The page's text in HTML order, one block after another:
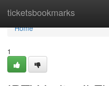
ticketsbookmarks
Home
Home
1